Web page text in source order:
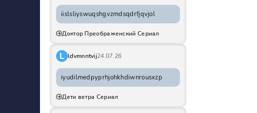
iislsliyswuqshgvzmdsqdrfjqvjol
Доктор Преображенский Сериал
L ldvmnntvij24.07.26
iyudilmedpyprhjohkhdiwnrousxzp
Дети ветра Сериал